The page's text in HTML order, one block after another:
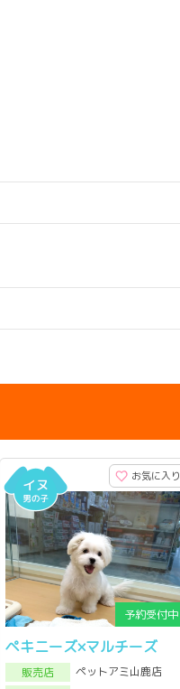
お気に入り
ペキニーズ×マルチーズ
販売店
ペットアミ山鹿店